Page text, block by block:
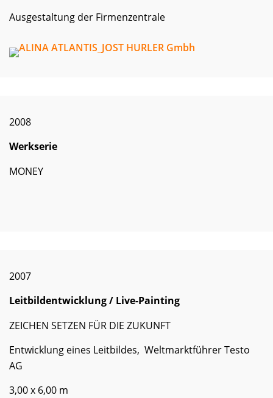
Ausgestaltung der Firmenzentrale
2008
Werkserie
MONEY
2007
Leitbildentwicklung / Live-Painting
ZEICHEN SETZEN FÜR DIE ZUKUNFT
Entwicklung eines Leitbildes, Weltmarktführer Testo
AG
3,00 x 6,00 m